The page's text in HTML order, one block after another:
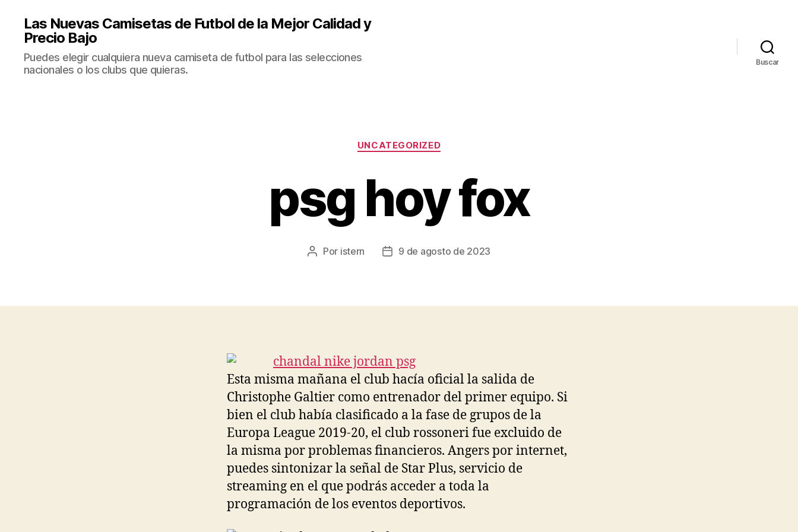
Las Nuevas Camisetas de Futbol de la Mejor Calidad y
Precio Bajo
Puedes elegir cualquiera nueva camiseta de futbol para las selecciones
nacionales o los clubs que quieras.
Buscar
Categorías
UNCATEGORIZED
psg hoy fox
Autor
Por istern
Fecha9 de agosto de 2023
Esta misma mañana el club hacía oficial la salida de
Christophe Galtier como entrenador del primer equipo. Si
bien el club había clasificado a la fase de grupos de la
Europa League 2019-20, el club rossoneri fue excluido de
la misma por problemas financieros. Angers por internet,
puedes sintonizar la señal de Star Plus, servicio de
streaming en el que podrás acceder a toda la
programación de los eventos deportivos.